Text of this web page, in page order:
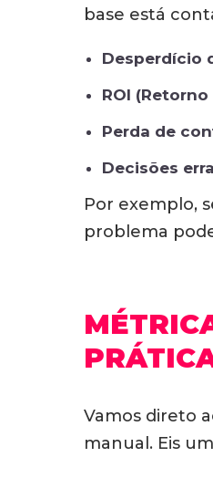
base está
Desperdício
ROI
Perda de
Decisões
Por exemplo,
problema
Vamos direto
manual. Eis